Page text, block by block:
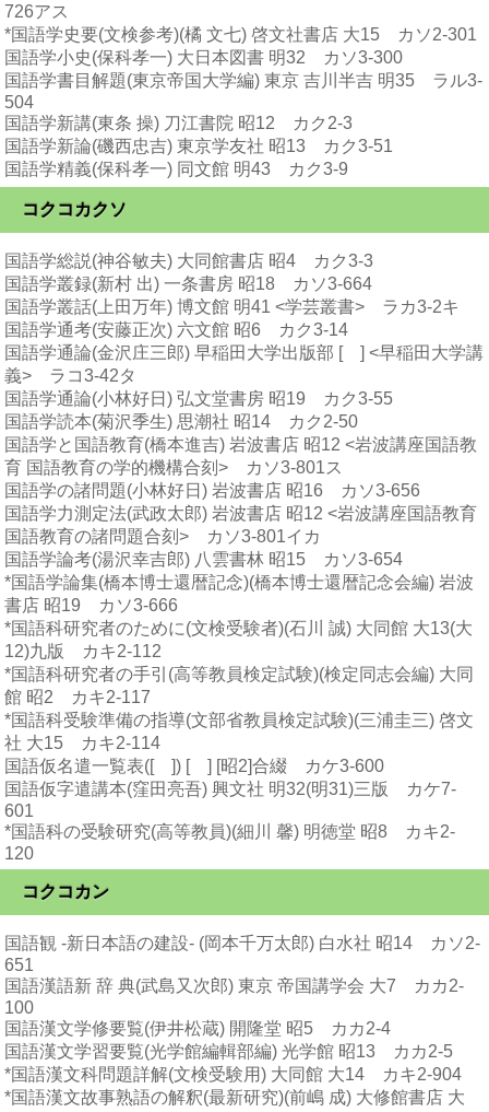
726アス
*国語学史要(文検参考)(橘 文七) 啓文社書店 大15 カソ2-301
国語学小史(保科孝一) 大日本図書 明32 カソ3-300
国語学書目解題(東京帝国大学編) 東京 吉川半吉 明35 ラル3-
504
国語学新講(東条 操) 刀江書院 昭12 カク2-3
国語学新論(磯西忠吉) 東京学友社 昭13 カク3-51
国語学精義(保科孝一) 同文館 明43 カク3-9
コクコカクソ
国語学総説(神谷敏夫) 大同館書店 昭4 カク3-3
国語学叢録(新村 出) 一条書房 昭18 カソ3-664
国語学叢話(上田万年) 博文館 明41 <学芸叢書> ラカ3-2キ
国語学通考(安藤正次) 六文館 昭6 カク3-14
国語学通論(金沢庄三郎) 早稲田大学出版部 [ ] <早稲田大学講
義> ラコ3-42タ
国語学通論(小林好日) 弘文堂書房 昭19 カク3-55
国語学読本(菊沢季生) 思潮社 昭14 カク2-50
国語学と国語教育(橋本進吉) 岩波書店 昭12 <岩波講座国語教
育 国語教育の学的機構合刻> カソ3-801ス
国語学の諸問題(小林好日) 岩波書店 昭16 カソ3-656
国語学力測定法(武政太郎) 岩波書店 昭12 <岩波講座国語教育
国語教育の諸問題合刻> カソ3-801イカ
国語学論考(湯沢幸吉郎) 八雲書林 昭15 カソ3-654
*国語学論集(橋本博士還暦記念)(橋本博士還暦記念会編) 岩波
書店 昭19 カソ3-666
*国語科研究者のために(文検受験者)(石川 誠) 大同館 大13(大
12)九版 カキ2-112
*国語科研究者の手引(高等教員検定試験)(検定同志会編) 大同
館 昭2 カキ2-117
*国語科受験準備の指導(文部省教員検定試験)(三浦圭三) 啓文
社 大15 カキ2-114
国語仮名遣一覧表([ ]) [ ] [昭2]合綴 カケ3-600
国語仮字遣講本(窪田亮吾) 興文社 明32(明31)三版 カケ7-
601
*国語科の受験研究(高等教員)(細川 馨) 明徳堂 昭8 カキ2-
120
コクコカン
国語観 -新日本語の建設- (岡本千万太郎) 白水社 昭14 カソ2-
651
国語漢語新 辞 典(武島又次郎) 東京 帝国講学会 大7 カカ2-
100
国語漢文学修要覧(伊井松蔵) 開隆堂 昭5 カカ2-4
国語漢文学習要覧(光学館編輯部編) 光学館 昭13 カカ2-5
*国語漢文科問題詳解(文検受験用) 大同館 大14 カキ2-904
*国語漢文故事熟語の解釈(最新研究)(前嶋 成) 大修館書店 大